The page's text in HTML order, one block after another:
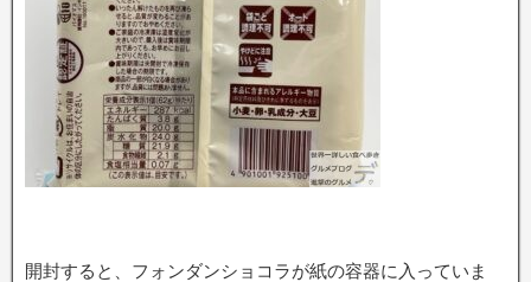
開封すると、フォンダンショコラが紙の容器に入っていま